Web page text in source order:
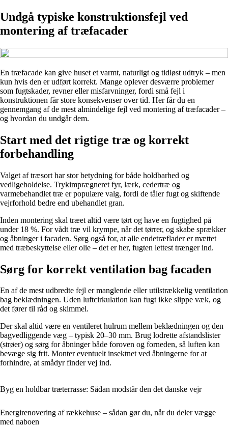
Undgå typiske konstruktionsfejl ved
montering af træfacader
En træfacade kan give huset et varmt, naturligt og tidløst udtryk – men
kun hvis den er udført korrekt. Mange oplever desværre problemer
som fugtskader, revner eller misfarvninger, fordi små fejl i
konstruktionen får store konsekvenser over tid. Her får du en
gennemgang af de mest almindelige fejl ved montering af træfacader –
og hvordan du undgår dem.
Start med det rigtige træ og korrekt
forbehandling
Valget af træsort har stor betydning for både holdbarhed og
vedligeholdelse. Trykimprægneret fyr, lærk, cedertræ og
varmebehandlet træ er populære valg, fordi de tåler fugt og skiftende
vejrforhold bedre end ubehandlet gran.
Inden montering skal træet altid være tørt og have en fugtighed på
under 18 %. For vådt træ vil krympe, når det tørrer, og skabe sprækker
og åbninger i facaden. Sørg også for, at alle endetræflader er mættet
med træbeskyttelse eller olie – det er her, fugten lettest trænger ind.
Sørg for korrekt ventilation bag facaden
En af de mest udbredte fejl er manglende eller utilstrækkelig ventilation
bag beklædningen. Uden luftcirkulation kan fugt ikke slippe væk, og
det fører til råd og skimmel.
Der skal altid være en ventileret hulrum mellem beklædningen og den
bagvedliggende væg – typisk 20–30 mm. Brug lodrette afstandslister
(strøer) og sørg for åbninger både foroven og forneden, så luften kan
bevæge sig frit. Monter eventuelt insektnet ved åbningerne for at
forhindre, at smådyr finder vej ind.
Byg en holdbar træterrasse: Sådan modstår den det danske vejr
Energirenovering af rækkehuse – sådan gør du, når du deler vægge
med naboen